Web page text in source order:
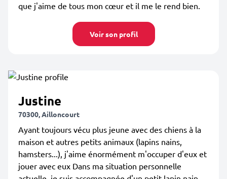
que j'aime de tous mon cœur et il me le rend bien.
Voir son profil
Justine
70300, Ailloncourt
Ayant toujours vécu plus jeune avec des chiens à la
maison et autres petits animaux (lapins nains,
hamsters...), j'aime énormément m'occuper d'eux et
jouer avec eux Dans ma situation personnelle